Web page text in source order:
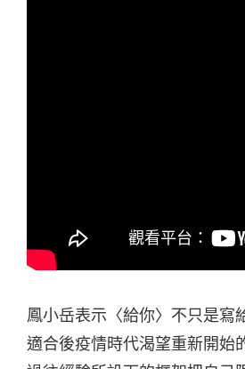
鳳小岳表示〈給你〉不只是寫
適合後疫情時代渴望重新開始